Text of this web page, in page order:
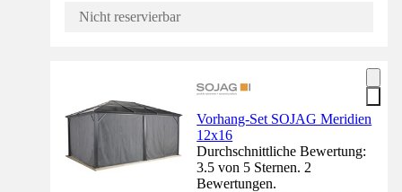
Nicht reservierbar
Vorhang-Set SOJAG Meridien
12x16
Durchschnittliche Bewertung:
3.5 von 5 Sternen. 2
Bewertungen.